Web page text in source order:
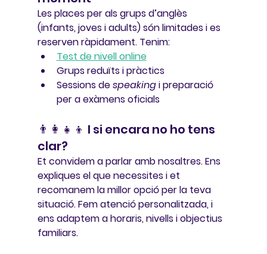
Les places per als grups d’anglès
(infants, joves i adults) són limitades i es
reserven ràpidament. Tenim:
Test de nivell online
Grups reduïts i pràctics
Sessions de speaking i preparació
per a exàmens oficials
👨‍👩‍👧‍👦 I si encara no ho tens
clar?
Et convidem a parlar amb nosaltres. Ens
expliques el que necessites i et
recomanem la millor opció per la teva
situació. Fem atenció personalitzada, i
ens adaptem a horaris, nivells i objectius
familiars.